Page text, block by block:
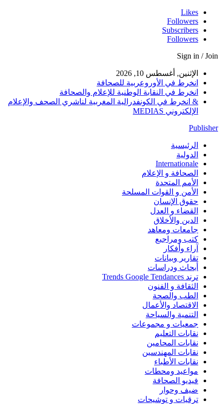
Likes
Followers
Subscribers
Followers
Sign in / Join
الإثنين, أغسطس 10, 2026
انخرط في الأوروعربية للصحافة
انخرط في النقابة الوطنية للإعلام والصحافة
& انخرط في الكونفدرالية المغربية لناشري الصحف والإعلام
الإلكتروني MEDIAS
Publisher
الرئيسية
الدولية
Internationale
الصحافة و الإعلام
الأمم المتحدة
الأمن و القوات المسلحة
حقوق الإنسان
القضاء و العدل
الدين والأخلاق
جامعات ومعاهد
كتب ومراجيع
آراء وأفكار
تقارير وبيانات
أبحاث ودراسات
ترند Trends Google Tendances
الثقافة و الفنون
الطب والصحة
الاقتصاد والأعمال
التنمية والسياحة
جمعيات و مجموعات
نقابات التعليم
نقابات المحامين
نقابات المهندسين
نقابات الأطباء
مواعيد ومحطات
فيديو الصحافة
ضيف وحوار
ترقيات و توشيحات